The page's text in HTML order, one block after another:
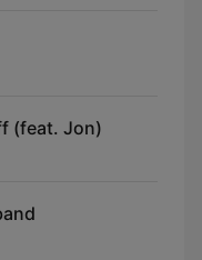
(feat. Jon)